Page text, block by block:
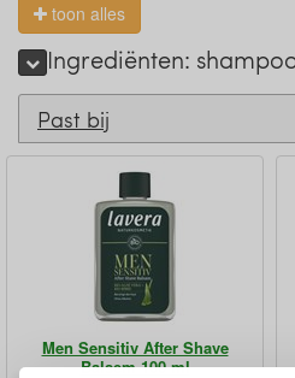
toon alles
Ingrediënten:
Past bij
Men Sensitiv After Shave
Balsem 100 ml